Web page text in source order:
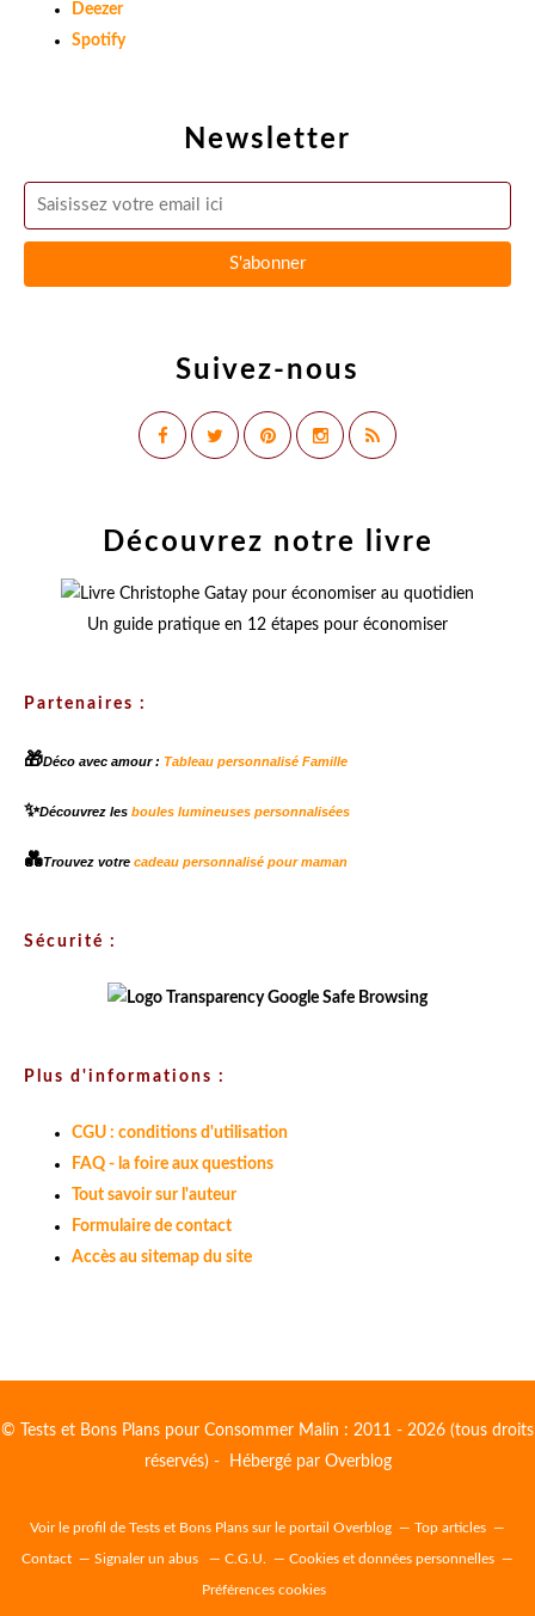
Newsletter
Suivez-nous
Deezer
Spotify
Découvrez notre livre
Un guide pratique en 12 étapes pour économiser
Partenaires :
🎁Déco avec amour : Tableau personnalisé Famille
✨Découvrez les boules lumineuses personnalisées
💑Trouvez votre cadeau personnalisé pour maman
Sécurité :
Plus d'informations :
CGU : conditions d'utilisation
FAQ - la foire aux questions
Tout savoir sur l'auteur
Formulaire de contact
Accès au sitemap du site
© Tests et Bons Plans pour Consommer Malin : 2011 - 2026 (tous droits
réservés) - Hébergé par Overblog
Voir le profil de Tests et Bons Plans sur le portail Overblog Top articles
Contact Signaler un abus C.G.U. Cookies et données personnelles
Préférences cookies